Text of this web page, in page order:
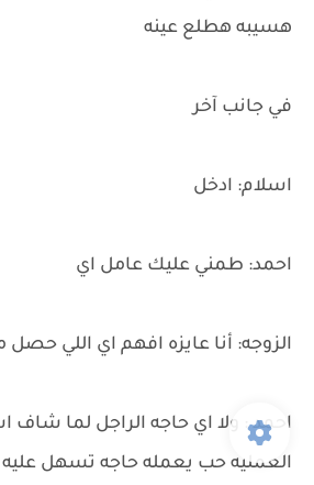
هسيبه هطلع عينه
في جانب آخر
اسلام: ادخل
احمد: طمني عليك عامل اي
الزوجه: أنا عايزه افهم اي اللي
احمد : ولا اي حاجه الراجل لما
العمليه حب يعمله حاجه تسهل عليه